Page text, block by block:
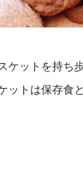
ケットを持ち
ットは保存食